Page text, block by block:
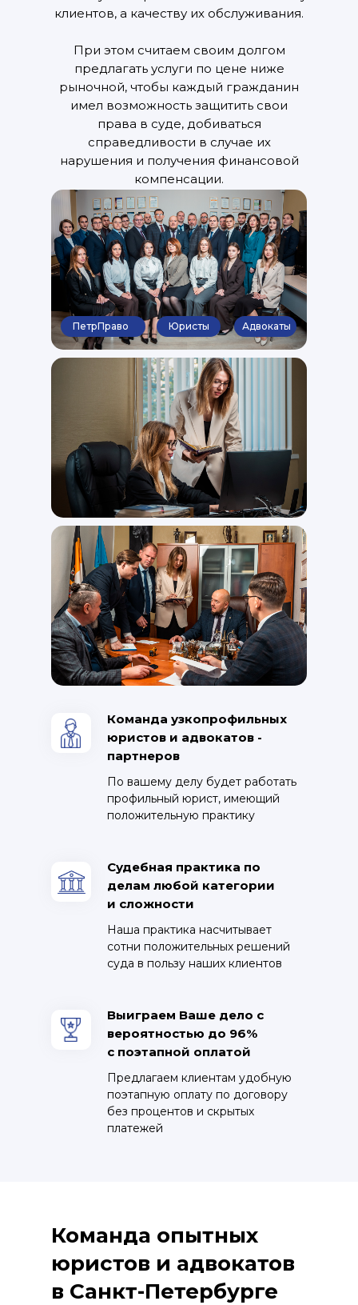
ПетрПраво Юристы Адвокаты
клиентов, а качеству их обслуживания.
При этом считаем своим долгом
предлагать услуги по цене ниже
рыночной, чтобы каждый гражданин
имел возможность защитить свои
права в суде, добиваться
справедливости в случае их
нарушения и получения финансовой
компенсации.
Команда узкопрофильных
юристов и адвокатов -
партнеров
Судебная практика по
делам любой категории
и сложности
Выиграем Ваше дело с
вероятностью до 96%
с поэтапной оплатой
По вашему делу будет работать
профильный юрист, имеющий
положительную практику
Наша практика насчитывает
сотни положительных решений
суда в пользу наших клиентов
Предлагаем клиентам удобную
поэтапную оплату по договору
без процентов и скрытых
платежей
Команда опытных
юристов и адвокатов
в Санкт-Петербурге